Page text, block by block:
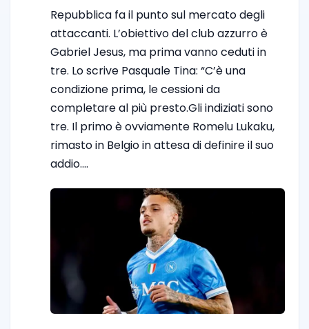
Repubblica fa il punto sul mercato degli
attaccanti. L’obiettivo del club azzurro è
Gabriel Jesus, ma prima vanno ceduti in
tre. Lo scrive Pasquale Tina: “C’è una
condizione prima, le cessioni da
completare al più presto.Gli indiziati sono
tre. Il primo è ovviamente Romelu Lukaku,
rimasto in Belgio in attesa di definire il suo
addio.…